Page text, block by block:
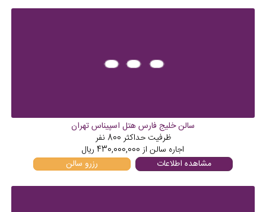
سالن خلیج فارس هتل اسپیناس تهران
ظرفیت حداکثر 800 نفر
اجاره سالن از430,000,000 ریال
مشاهده اطلاعات
رزرو سالن